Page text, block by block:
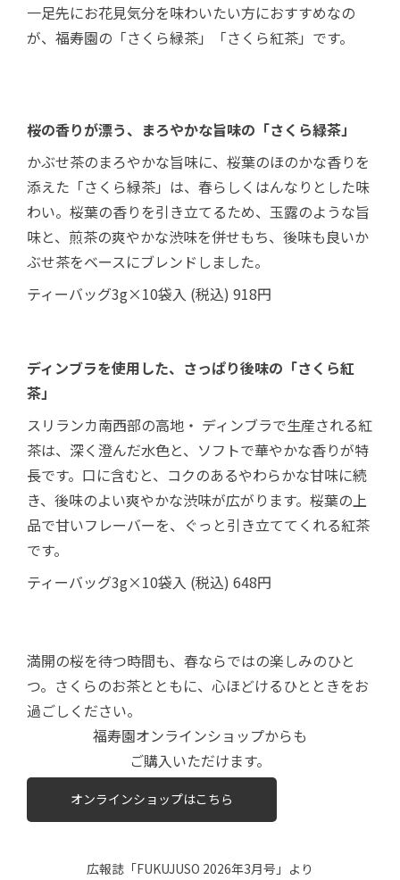
一足先にお花見気分を味わいたい方におすすめなの
が、福寿園の「さくら緑茶」「さくら紅茶」です。
桜の香りが漂う、まろやかな旨味の「さくら緑茶」
かぶせ茶のまろやかな旨味に、桜葉のほのかな香りを
添えた「さくら緑茶」は、春らしくはんなりとした味
わい。桜葉の香りを引き立てるため、玉露のような旨
味と、煎茶の爽やかな渋味を併せもち、後味も良いか
ぶせ茶をベースにブレンドしました。
ティーバッグ3g×10袋入 (税込) 918円
ディンブラを使用した、さっぱり後味の「さくら紅
茶」
スリランカ南西部の高地・ ディンブラで生産される紅
茶は、深く澄んだ水色と、ソフトで華やかな香りが特
長です。口に含むと、コクのあるやわらかな甘味に続
き、後味のよい爽やかな渋味が広がります。桜葉の上
品で甘いフレーバーを、ぐっと引き立ててくれる紅茶
です。
ティーバッグ3g×10袋入 (税込) 648円
満開の桜を待つ時間も、春ならではの楽しみのひと
つ。さくらのお茶とともに、心ほどけるひとときをお
過ごしください。
福寿園オンラインショップからも
ご購入いただけます。
オンラインショップはこちら
広報誌「FUKUJUSO 2026年3月号」より